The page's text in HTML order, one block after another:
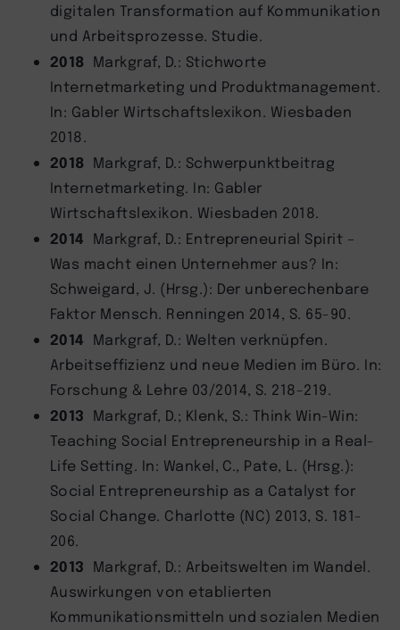
digitalen Transformation auf Kommunikation
und Arbeitsprozesse. Studie.
2018 Markgraf, D.: Stichworte
Internetmarketing und Produktmanagement.
In: Gabler Wirtschaftslexikon. Wiesbaden
2018.
2018 Markgraf, D.: Schwerpunktbeitrag
Internetmarketing. In: Gabler
Wirtschaftslexikon. Wiesbaden 2018.
2014 Markgraf, D.: Entrepreneurial Spirit –
Was macht einen Unternehmer aus? In:
Schweigard, J. (Hrsg.): Der unberechenbare
Faktor Mensch. Renningen 2014, S. 65-90.
2014 Markgraf, D.: Welten verknüpfen.
Arbeitseffizienz und neue Medien im Büro. In:
Forschung & Lehre 03/2014, S. 218-219.
2013 Markgraf, D.; Klenk, S.: Think Win-Win:
Teaching Social Entrepreneurship in a Real-
Life Setting. In: Wankel, C., Pate, L. (Hrsg.):
Social Entrepreneurship as a Catalyst for
Social Change. Charlotte (NC) 2013, S. 181-
206.
2013 Markgraf, D.: Arbeitswelten im Wandel.
Auswirkungen von etablierten
Kommunikationsmitteln und sozialen Medien